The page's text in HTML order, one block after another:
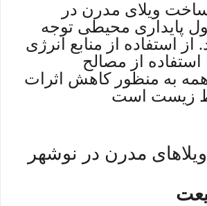
ویلای مدرن در
پایداری محیطی توجه
استفاده از منابع انرژی
استفاده از مصالح
همه به منظور کاهش اثرات
زیست است
مدرن در نوشهر